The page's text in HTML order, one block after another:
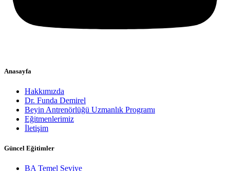
Anasayfa
Hakkımızda
Dr. Funda Demirel
Beyin Antrenörlüğü Uzmanlık Programı
Eğitmenlerimiz
İletişim
Güncel Eğitimler
BA Temel Seviye